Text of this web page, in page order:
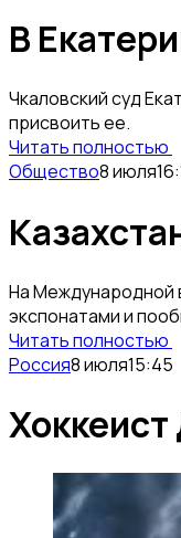
В
Чкаловский суд
присвоить ее.
Читать полностью
Общество8 июля
На Международной
экспонатами и
Читать полностью
Россия8 июля15:45